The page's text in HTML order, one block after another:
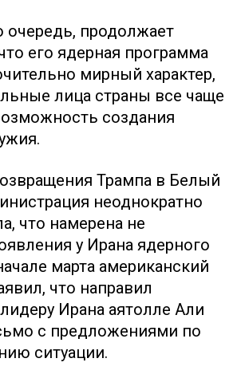
очередь, продолжает
его ядерная программа
мирный характер,
лица страны все чаще
создания
Трампа в Белый
неоднократно
что намерена не
у Ирана ядерного
марта американский
что направил
Ирана аятолле Али
с предложениями по
ситуации.